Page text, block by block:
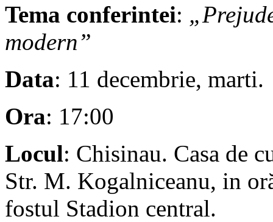
Tema conferintei:
modern”
Data: 11 decembrie, marti.
Ora: 17:00
Locul: Chisinau. Casa de
Str. M. Kogalniceanu, in
fostul Stadion central.